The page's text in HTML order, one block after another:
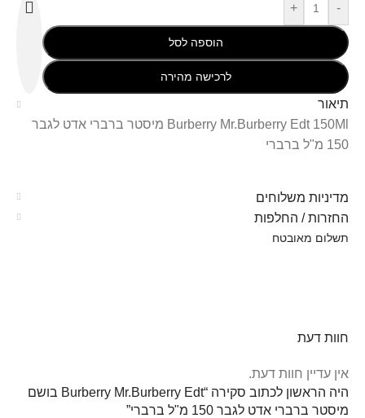
-
+
הוספה לסל
לרכישה מהירה
תיאור
Burberry Mr.Burberry Edt 150Ml מיסטר ברברי אדט לגבר
150 מ"ל ברברי
מדיניות משלוחים
החזרות / החלפות
תשלום מאובטח
חוות דעת
אין עדיין חוות דעת.
היה הראשון לכתוב סקירה “Burberry Mr.Burberry Edt בושם
מיסטר ברברי אדט לגבר 150 מ"ל ברברי”